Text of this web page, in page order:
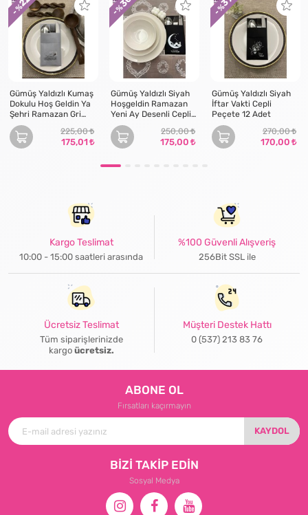
Gümüş Yaldızlı Kumaş
Dokulu Hoş Geldin Ya
Şehri Ramazan Gri
Cepli Peçete 6 lı
225,00
175,01
- %
Gümüş Yaldızlı Siyah
Hoşgeldin Ramazan
Yeni Ay Desenli Cepli
Peçete 12 li
250,00
175,00
- %
Gümüş Yaldızlı Siyah
İftar Vakti Cepli
Peçete 12 Adet
270,00
170,00
- %
Kargo Teslimat
10:00 - 15:00 saatleri arasında
%100 Güvenli Alışveriş
256Bit SSL ile
Ücretsiz Teslimat
Tüm siparişlerinizde
kargo ücretsiz.
Müşteri Destek Hattı
0 (537) 213 83 76
ABONE OL
Fırsatları kaçırmayın
KAYDOL
BİZİ TAKİP EDİN
Sosyal Medya